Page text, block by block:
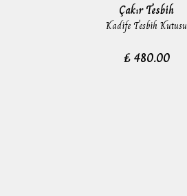
Çakır Tesbih
Kadife Tesbih Kutusu
₺ 480.00